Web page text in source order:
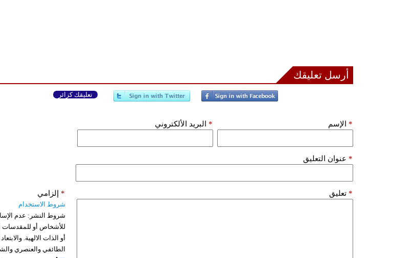
أرسل تعليقك
تعليقك كزائر
الإسم * البريد الألكتروني *
عنوان التعليق *
تعليق * إلزامي *
شروط الاستخدام
شروط النشر: عدم
للأشخاص أو للمقدسات
أو الذات الالهية.
الطائفي والعنصري